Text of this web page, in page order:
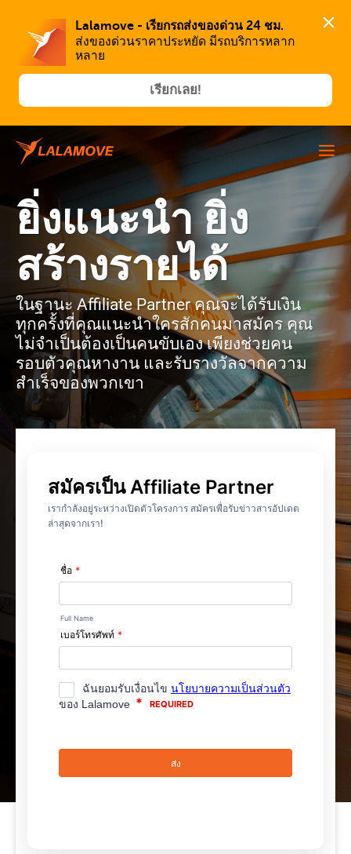
Lalamove - เรียกรถส่งของด่วน 24 ชม.
ส่งของด่วนราคาประหยัด มีรถบริการหลาก
หลาย
เรียกเลย!
ยิ่งแนะนำ ยิ่ง
สร้างรายได้
ในฐานะ Affiliate Partner คุณจะได้รับเงิน
ทุกครั้งที่คุณแนะนำใครสักคนมาสมัคร คุณ
ไม่จำเป็นต้องเป็นคนขับเอง เพียงช่วยคน
รอบตัวคุณหางาน และรับรางวัลจากความ
สำเร็จของพวกเขา